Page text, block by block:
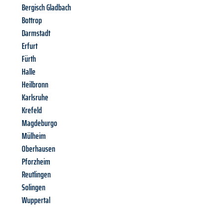
Bergisch Gladbach
Bottrop
Darmstadt
Erfurt
Fürth
Halle
Heilbronn
Karlsruhe
Krefeld
Magdeburgo
Mülheim
Oberhausen
Pforzheim
Reutlingen
Solingen
Wuppertal